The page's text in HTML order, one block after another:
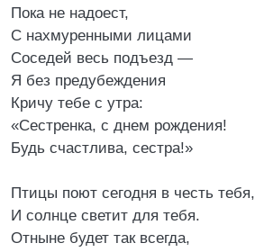
Пока не надоест,
С нахмуренными лицами
Соседей весь подъезд —
Я без предубеждения
Кричу тебе с утра:
«Сестренка, с днем рождения!
Будь счастлива, сестра!»
Птицы поют сегодня в честь тебя,
И солнце светит для тебя.
Отныне будет так всегда,